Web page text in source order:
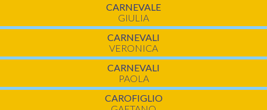
CARNEVALE
GIULIA
CARNEVALI
VERONICA
CARNEVALI
PAOLA
CAROFIGLIO